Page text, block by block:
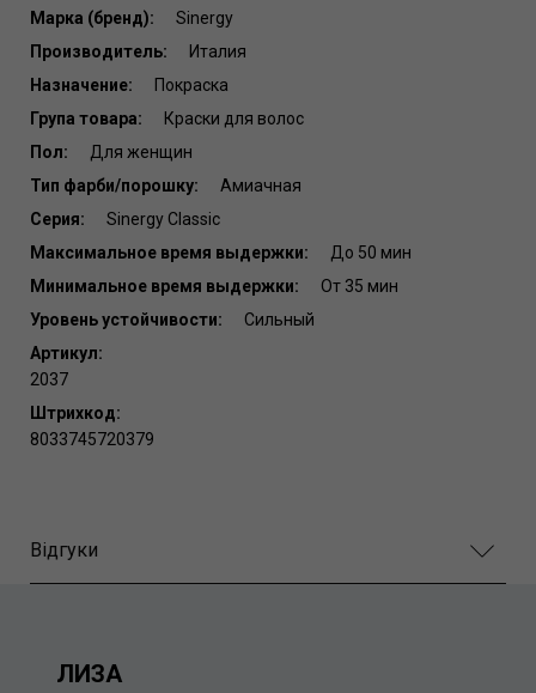
Марка (бренд):
Sinergy
Производитель:
Италия
Назначение:
Покраска
Група товара:
Краски для волос
Пол:
Для женщин
Тип фарби/порошку:
Амиачная
Серия:
Sinergy Classic
Максимальное время выдержки:
До 50 мин
Минимальное время выдержки:
От 35 мин
Уровень устойчивости:
Сильный
Артикул:
2037
Штрихкод:
8033745720379
Відгуки
ЛИЗА